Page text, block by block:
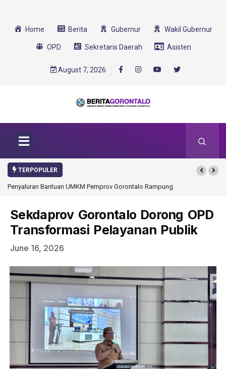
Home Berita Gubernur Wakil Gubernur
OPD Sekretaris Daerah Asisten
August 7, 2026
TERPOPULER
Penyaluran Bantuan UMKM Pemprov Gorontalo Rampung
Sekdaprov Gorontalo Dorong OPD
Transformasi Pelayanan Publik
June 16, 2026